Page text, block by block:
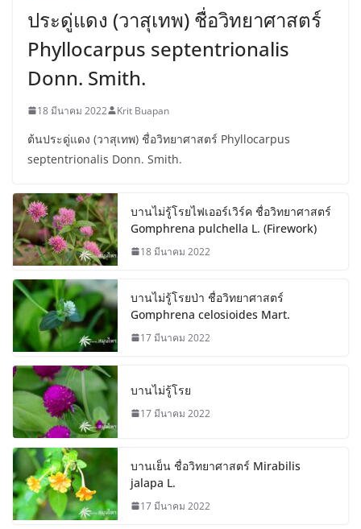
ประดู่แดง (วาสุเทพ) ชื่อวิทยาศาสตร์
Phyllocarpus septentrionalis
Donn. Smith.
18 มีนาคม 2022 Krit Buapan
ต้นประดู่แดง (วาสุเทพ) ชื่อวิทยาศาสตร์ Phyllocarpus
septentrionalis Donn. Smith.
บานไม่รู้โรยไฟเออร์เวิร์ค ชื่อวิทยาศาสตร์
Gomphrena pulchella L. (Firework)
18 มีนาคม 2022
บานไม่รู้โรยป่า ชื่อวิทยาศาสตร์
Gomphrena celosioides Mart.
17 มีนาคม 2022
บานไม่รู้โรย
17 มีนาคม 2022
บานเย็น ชื่อวิทยาศาสตร์ Mirabilis
jalapa L.
17 มีนาคม 2022